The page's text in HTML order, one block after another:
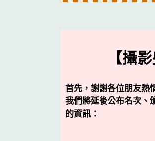
【攝
首先，謝謝各位朋友熱
我們將延後公布名次、
的資訊：